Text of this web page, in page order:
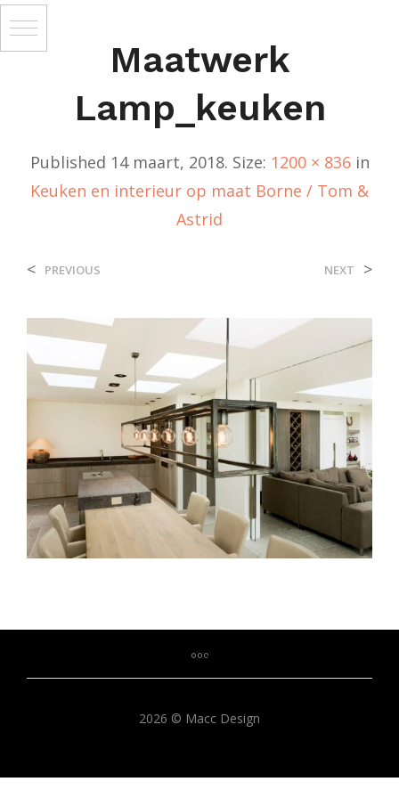
Maatwerk
Lamp_keuken
Published 14 maart, 2018. Size: 1200 × 836in
Keuken en interieur op maat Borne / Tom &
Astrid
< PREVIOUS NEXT >
2026 © Macc Design